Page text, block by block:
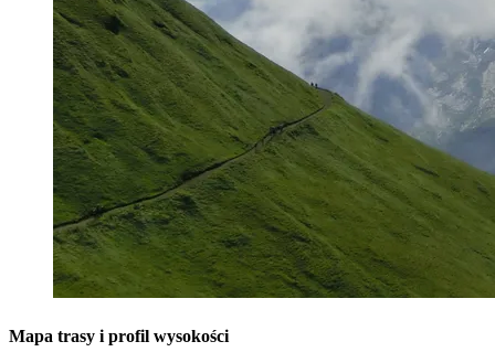
Mapa trasy i profil wysokości